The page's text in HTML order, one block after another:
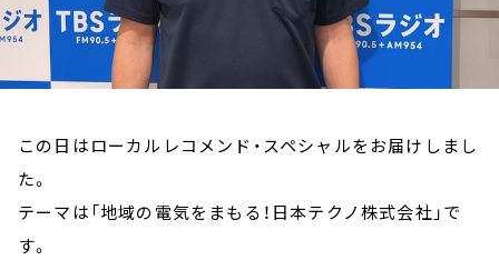
この日はローカルレコメンド・スペシャルをお届けしまし
た。
テーマは「地域の電気をまもる！日本テクノ株式会社」で
す。